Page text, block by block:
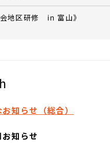
地区研修 in 富山》
知らせ（総合）
知らせ